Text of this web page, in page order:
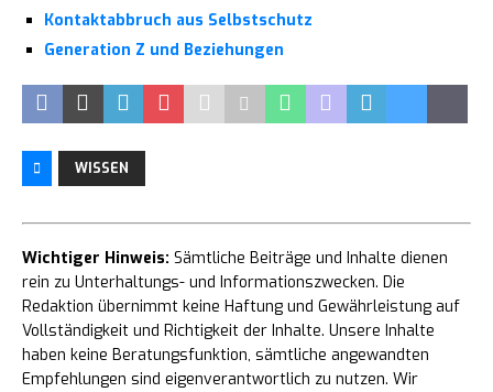
Kontaktabbruch aus Selbstschutz
Generation Z und Beziehungen
WISSEN
Wichtiger Hinweis: Sämtliche Beiträge und Inhalte dienen
rein zu Unterhaltungs- und Informationszwecken. Die
Redaktion übernimmt keine Haftung und Gewährleistung auf
Vollständigkeit und Richtigkeit der Inhalte. Unsere Inhalte
haben keine Beratungsfunktion, sämtliche angewandten
Empfehlungen sind eigenverantwortlich zu nutzen. Wir